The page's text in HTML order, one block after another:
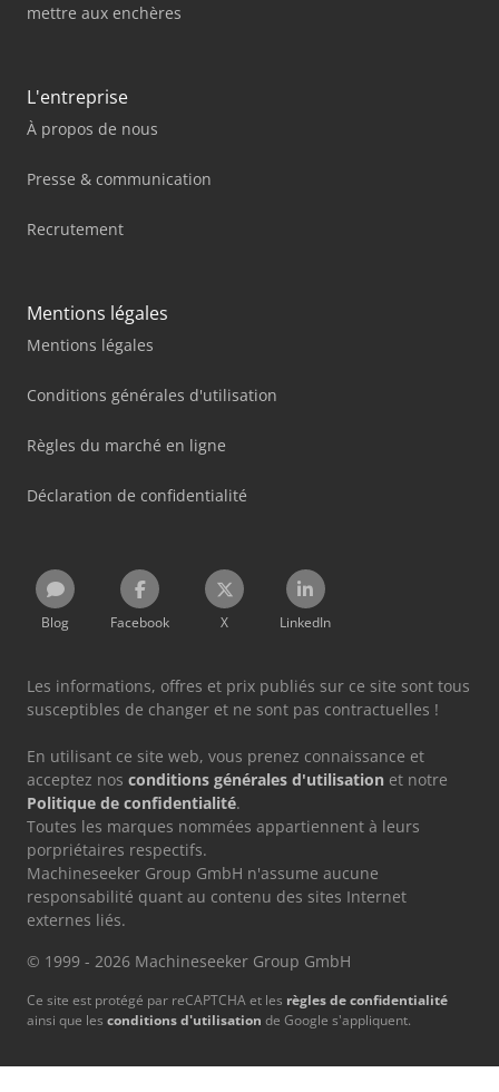
mettre aux enchères
L'entreprise
À propos de nous
Presse & communication
Recrutement
Mentions légales
Mentions légales
Conditions générales d'utilisation
Règles du marché en ligne
Déclaration de confidentialité
Blog Facebook X LinkedIn
Les informations, offres et prix publiés sur ce site sont tous
susceptibles de changer et ne sont pas contractuelles !
En utilisant ce site web, vous prenez connaissance et
acceptez nos conditions générales d'utilisation et notre
Politique de confidentialité.
Toutes les marques nommées appartiennent à leurs
porpriétaires respectifs.
Machineseeker Group GmbH n'assume aucune
responsabilité quant au contenu des sites Internet
externes liés.
© 1999 - 2026 Machineseeker Group GmbH
Ce site est protégé par reCAPTCHA et les règles de confidentialité
ainsi que les conditions d'utilisation de Google s'appliquent.